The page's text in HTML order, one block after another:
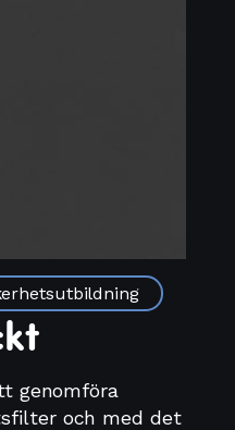
genomföra
och med det